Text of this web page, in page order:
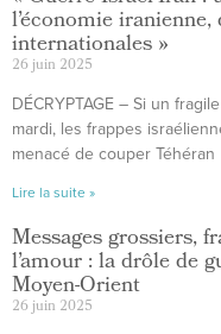
l’économie
internationales »
26 juin 2025
DÉCRYPTAGE – Si un
mardi, les frappes
menacé de couper Téhéran
Lire la suite »
Messages grossiers,
l’amour : la drôle de
Moyen-Orient
26 juin 2025